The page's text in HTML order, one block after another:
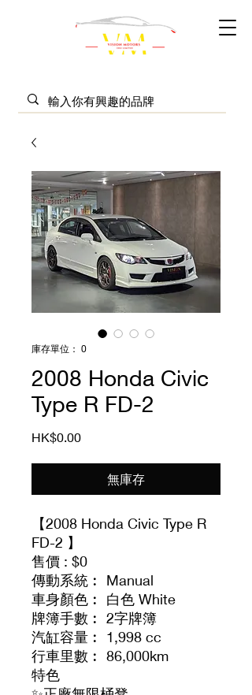
庫存單位： 0
2008 Honda Civic
Type R FD-2
HK$0.00價
無庫存
【2008 Honda Civic Type R
FD-2 】
售價 : $0
傳動系統︰ Manual
車身顏色︰ 白色 White
牌簿手數︰ 2字牌簿
汽缸容量︰ 1,998 cc
行車里數︰ 86,000km
特色